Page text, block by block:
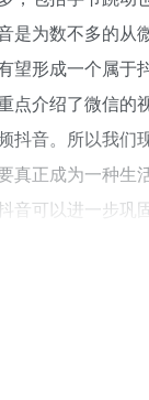
是为数不多的从
望形成一个属于
点介绍了微信的
抖音。所以我们
真正成为一种生
音可以进一步巩
频的背后，都有
上给更多的人抖
需要做的是围绕